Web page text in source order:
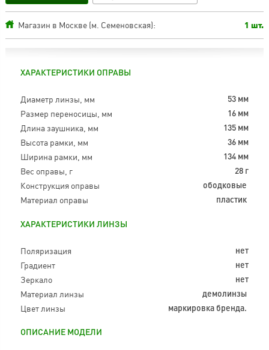
Магазин в Москве (м. Семеновская): 1 шт.
ХАРАКТЕРИСТИКИ ОПРАВЫ
Диаметр линзы, мм 53 мм
Размер переносицы, мм 16 мм
Длина заушника, мм 135 мм
Высота рамки, мм 36 мм
Ширина рамки, мм 134 мм
Вес оправы, г 28 г
Конструкция оправы ободковые
Материал оправы пластик
ХАРАКТЕРИСТИКИ ЛИНЗЫ
Поляризация нет
Градиент нет
Зеркало нет
Материал линзы демолинзы
Цвет линзы маркировка бренда.
ОПИСАНИЕ МОДЕЛИ